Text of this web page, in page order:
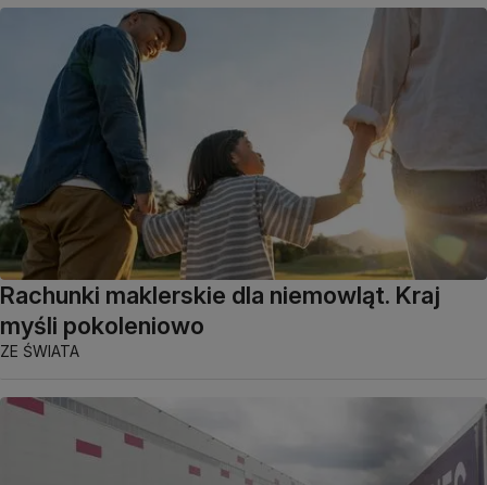
Rachunki maklerskie dla niemowląt. Kraj
myśli pokoleniowo
ZE ŚWIATA